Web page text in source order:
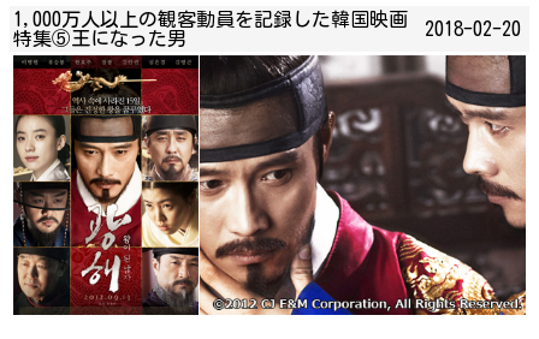
1,000万人以上の観客動員を記録した韓国映画
特集⑤王になった男
2018-02-20